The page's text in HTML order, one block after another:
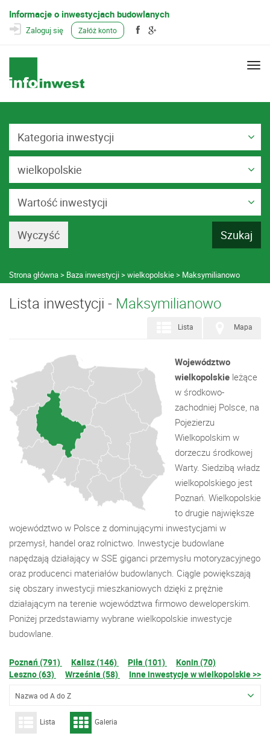
Informacje o inwestycjach budowlanych
Zaloguj się Załóż konto
Kategoria inwestycji
wielkopolskie
Wartość inwestycji
Strona główna Baza inwestycji wielkopolskie Maksymilianowo
Lista inwestycji - Maksymilianowo
Mapa
Lista
Województwo
wielkopolskie leżące
w środkowo-
zachodniej Polsce, na
Pojezierzu
Wielkopolskim w
dorzeczu środkowej
Warty. Siedzibą władz
wielkopolskiego jest
Poznań. Wielkopolskie
to drugie największe
województwo w Polsce z dominującymi inwestycjami w
przemysł, handel oraz rolnictwo. Inwestycje budowlane
napędzają działający w SSE giganci przemysłu motoryzacyjnego
oraz producenci materiałów budowlanych. Ciągle powiększają
się obszary inwestycji mieszkaniowych dzięki z prężnie
działającym na terenie województwa firmowo deweloperskim.
Poniżej przedstawiamy wybrane wielkopolskie inwestycje
budowlane.
Poznań (791) Kalisz (146) Piła (101)
Konin (70)
Leszno (63)
Września (58) Inne inwestycje w wielkopolskie >>
Nazwa od A do Z
Lista Galeria